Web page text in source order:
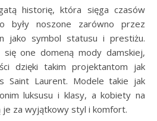
historię, która sięga czasów
były noszone zarówno przez
jako symbol statusu i prestiżu.
się one domeną mody damskiej,
dzięki takim projektantom jak
Saint Laurent. Modele takie jak
luksusu i klasy, a kobiety na
je za wyjątkowy styl i komfort.